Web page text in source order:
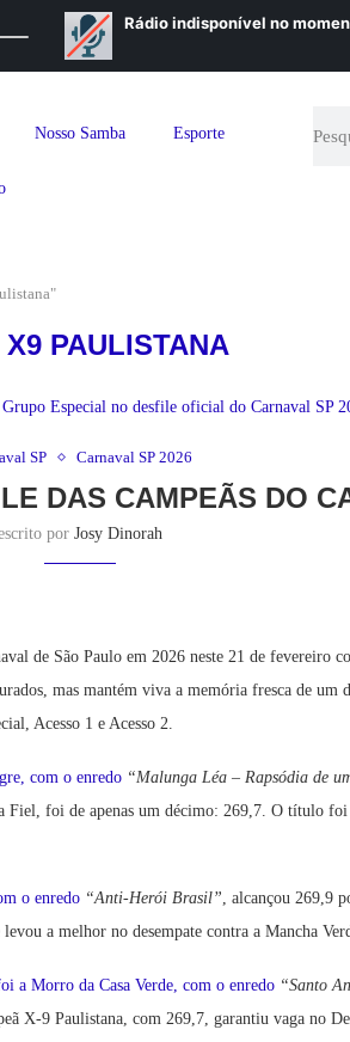
Nosso Samba Esporte
X9 PAULISTANA
SP Carnaval SP 2026
DAS CAMPEÃS DO
por Josy Dinorah
de São Paulo em 2026 neste 21 de fevereiro
mas mantém viva a memória fresca de um
Acesso 1 e Acesso 2.
com o enredo “Malunga Léa – Rapsódia de
Fiel, foi de apenas um décimo: 269,7. O título
o enredo “Anti-Herói Brasil”, alcançou 269,9
a melhor no desempate contra a Mancha
a Morro da Casa Verde, com o enredo “Santo
X-9 Paulistana, com 269,7, garantiu vaga no